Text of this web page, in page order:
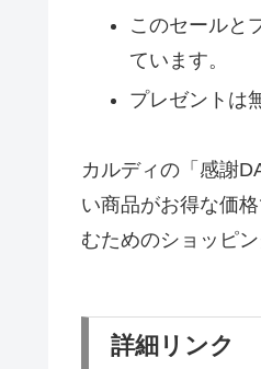
このセールと
ています。
プレゼントは
カルディの「感謝
い商品がお得な価
むためのショッピ
詳細リンク